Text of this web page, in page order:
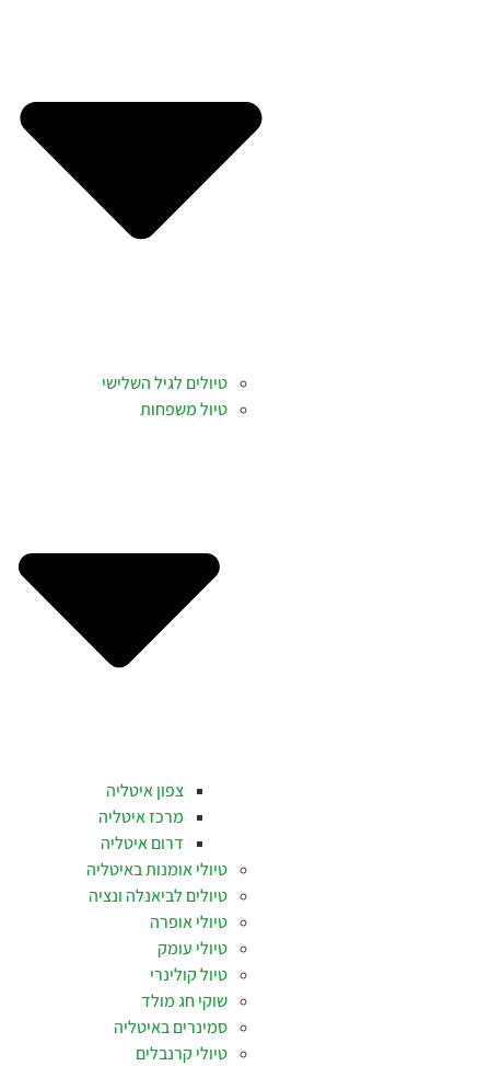
טיולים לגיל השלישי
טיול משפחות
צפון איטליה
מרכז איטליה
דרום איטליה
טיולי אומנות באיטליה
טיולים לביאנלה ונציה
טיולי אופרה
טיולי עומק
טיול קולינרי
שוקי חג מולד
סמינרים באיטליה
טיולי קרנבלים